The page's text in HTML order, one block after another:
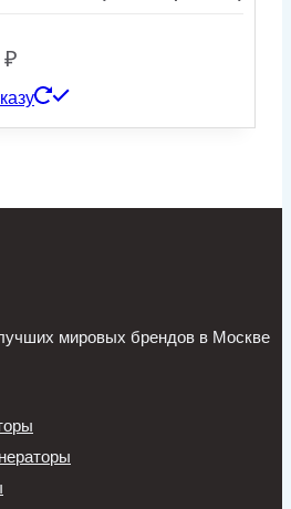
₽
мировых брендов в Москве